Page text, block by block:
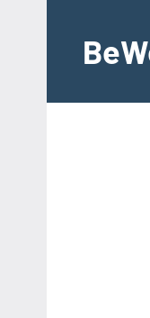
content